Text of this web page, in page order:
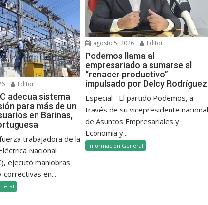
Editor
adecua sistema
para más de un
en Barinas,
trabajadora de la
Nacional
ejecutó maniobras
en...
agosto 5, 2026 Editor
Podemos llama al
empresariado a sumarse al
“renacer productivo”
impulsado por Delcy Rodríguez
Especial.- El partido Podemos, a
través de su vicepresidente nacional
de Asuntos Empresariales y
Economía y...
Información General